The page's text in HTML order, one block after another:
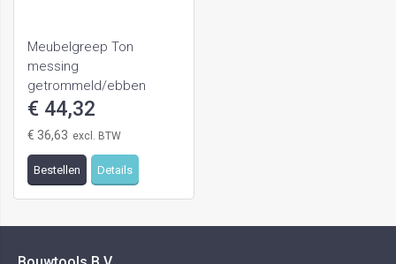
Meubelgreep Ton
messing
getrommeld/ebben
€ 44,32
€ 36,63
Bestellen Details